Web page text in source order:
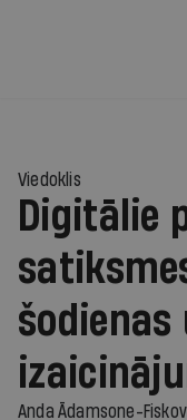
Viedoklis
Digitālie
šodienas